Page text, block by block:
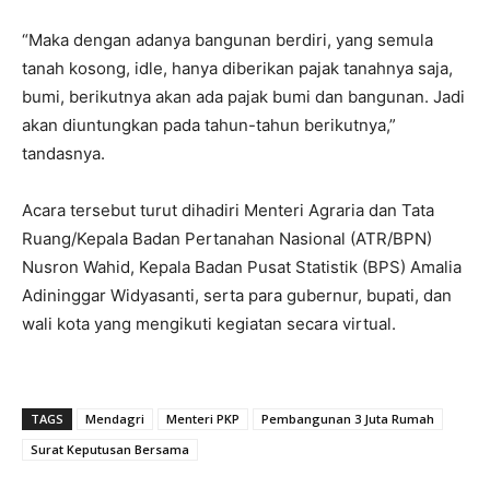
“Maka dengan adanya bangunan berdiri, yang semula
tanah kosong, idle, hanya diberikan pajak tanahnya saja,
bumi, berikutnya akan ada pajak bumi dan bangunan. Jadi
akan diuntungkan pada tahun-tahun berikutnya,”
tandasnya.
Acara tersebut turut dihadiri Menteri Agraria dan Tata
Ruang/Kepala Badan Pertanahan Nasional (ATR/BPN)
Nusron Wahid, Kepala Badan Pusat Statistik (BPS) Amalia
Adininggar Widyasanti, serta para gubernur, bupati, dan
wali kota yang mengikuti kegiatan secara virtual.
TAGS Mendagri Menteri PKP
Pembangunan 3 Juta Rumah
Surat Keputusan Bersama